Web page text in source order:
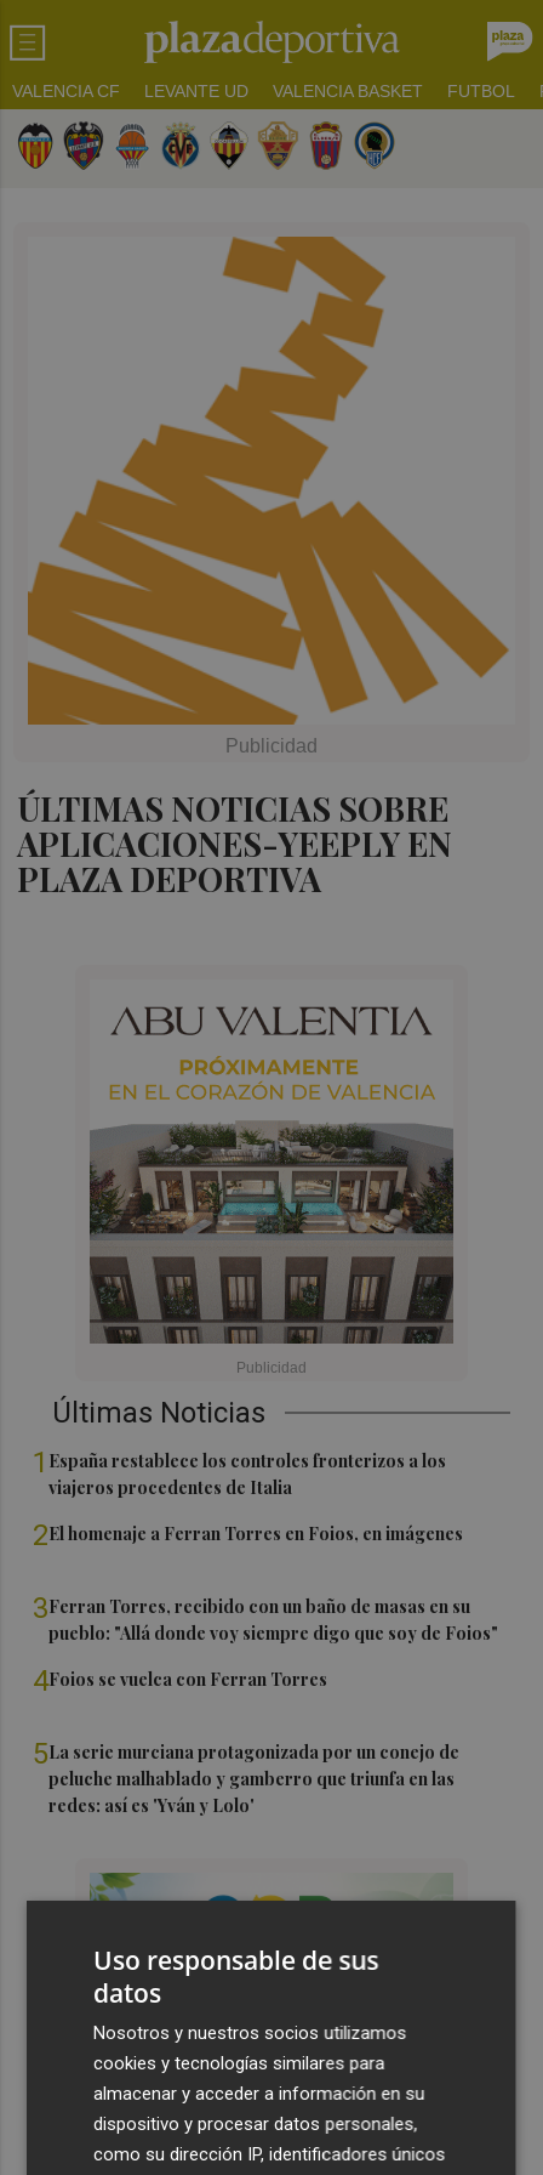
VALENCIA CF LEVANTE UD VALENCIA BASKET FUTBOL
ÚLTIMAS NOTICIAS SOBRE
APLICACIONES-YEEPLY EN
PLAZA DEPORTIVA
Últimas Noticias
1 España restablece los controles fronterizos a los
viajeros procedentes de Italia
2El homenaje a Ferran Torres en Foios, en imágenes
3Ferran Torres, recibido con un baño de masas en su
pueblo: "Allá donde voy siempre digo que soy de Foios"
4Foios se vuelca con Ferran Torres
5La serie murciana protagonizada por un conejo de
peluche malhablado y gamberro que triunfa en las
redes: así es 'Yván y Lolo'
Uso responsable de sus
datos
Nosotros y nuestros socios utilizamos
cookies y tecnologías similares para
almacenar y acceder a información en su
dispositivo y procesar datos personales,
como su dirección IP, identificadores únicos